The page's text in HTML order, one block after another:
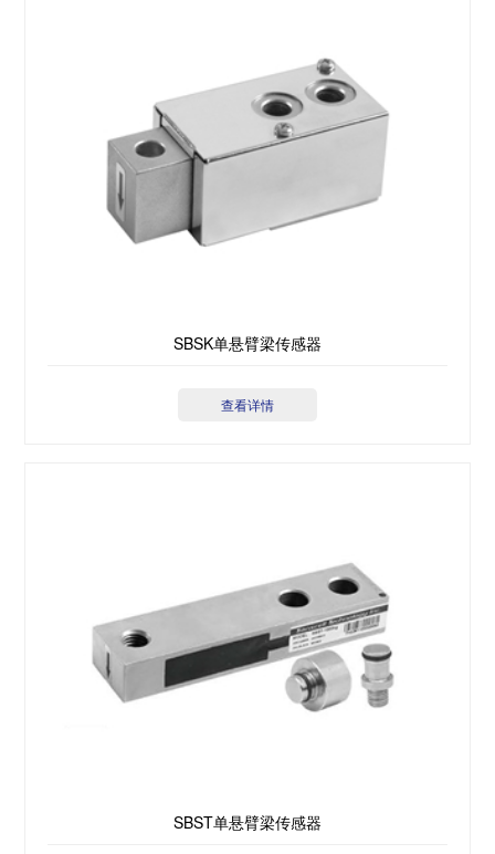
SBSK单悬臂梁传感器
查看详情
SBST单悬臂梁传感器